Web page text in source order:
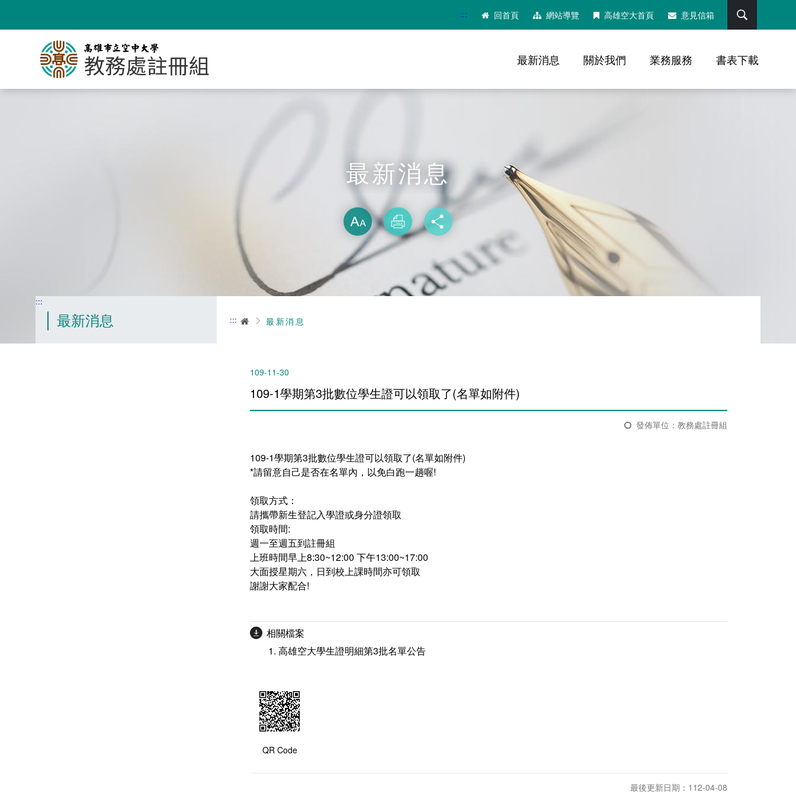
要
::: 回首頁 網站導覽 高雄空大首頁 意見信箱
最新消息 關於我們 業務服務 書表下載
最新消息
略過字型切換，社群分享工具列
放大
列印 分享
:::
最新消息 ::: 首頁最新消息
109-11-30
109-1學期第3批數位學生證可以領取了(名單如附件)
發佈單位：教務處註冊組
109-1學期第3批數位學生證可以領取了(名單如附件)
*請留意自己是否在名單內，以免白跑一趟喔!
領取方式：
請攜帶新生登記入學證或身分證領取
領取時間:
週一至週五到註冊組
上班時間早上8:30~12:00 下午13:00~17:00
大面授星期六，日到校上課時間亦可領取
謝謝大家配合!
相關檔案
高雄空大學生證明細第3批名單公告
QR Code
最後更新日期：112-04-08